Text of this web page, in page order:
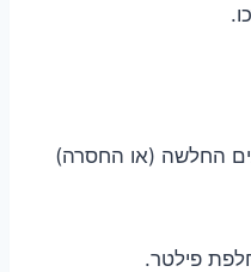
החלשה (או החסרה)
פילטר.